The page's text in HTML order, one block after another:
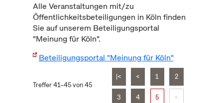
Alle Veranstaltungen mit/zu
Öffentlichkeitsbeteiligungen in Köln finden
Sie auf unserem Beteiligungsportal
"Meinung für Köln".
Beteiligungsportal "Meinung für Köln"
Treffer 41–45 von 45
|< < 1 2
3 4 5 >